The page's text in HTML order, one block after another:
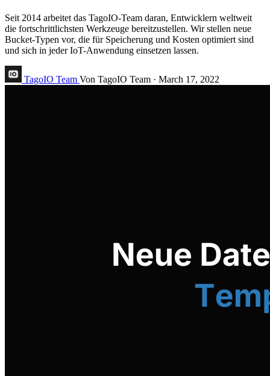
Seit 2014 arbeitet das TagoIO-Team daran, Entwicklern weltweit
die fortschrittlichsten Werkzeuge bereitzustellen. Wir stellen neue
Bucket-Typen vor, die für Speicherung und Kosten optimiert sind
und sich in jeder IoT-Anwendung einsetzen lassen.
TagoIO Team Von TagoIO Team · March 17, 2022